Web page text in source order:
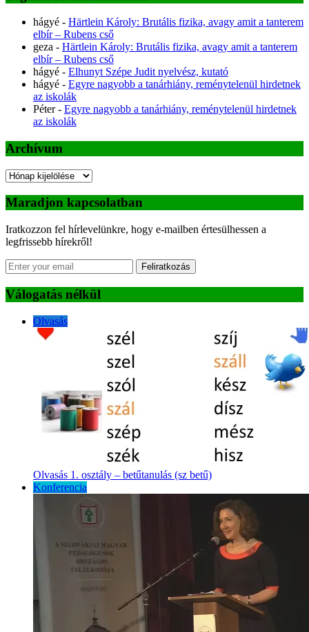
hágyé - Härtlein Károly: Brutális fizika, avagy amit a tanterem
elbír – Rubens cső
geza - Härtlein Károly: Brutális fizika, avagy amit a tanterem
elbír – Rubens cső
hágyé - Elhunyt Szépe Judit nyelvész, kutató
hágyé - Egyre nagyobb a tanárhiány, reménytelenül hirdetnek
az iskolák
Péter- Egyre nagyobb a tanárhiány, reménytelenül hirdetnek
az iskolák
Archívum
Archívum
Maradjon kapcsolatban
Iratkozzon fel hírlevelünkre, hogy e-mailben értesülhessen a
legfrissebb hírekről!
Feliratkozás
Válogatás nélkül
Olvasás
Olvasás 1. osztály – betűtanulás (sz betű)
Konferencia